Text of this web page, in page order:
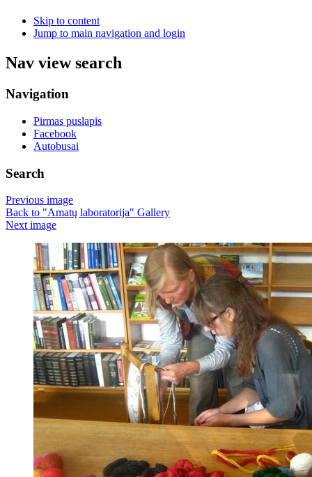
Skip to content
Jump to main navigation and login
Nav view search
Navigation
Pirmas puslapis
Facebook
Autobusai
Search
Previous image
Back to "Amatų laboratorija" Gallery
Next image